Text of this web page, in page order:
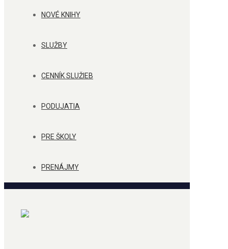
NOVÉ KNIHY
SLUŽBY
CENNÍK SLUŽIEB
PODUJATIA
PRE ŠKOLY
PRENÁJMY